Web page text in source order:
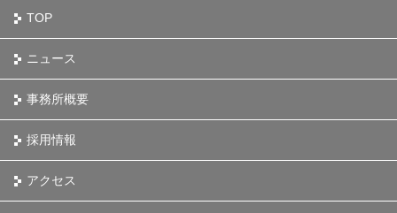
TOP
ニュース
事務所概要
採用情報
アクセス